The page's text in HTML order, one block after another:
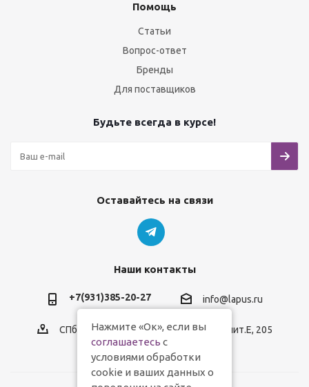
Помощь
Статьи
Вопрос-ответ
Бренды
Для поставщиков
Будьте всегда в курсе!
Оставайтесь на связи
Наши контакты
+7(931)385-20-27 info@lapus.ru
СПб, пр.Обуховской Обороны, д.116, лит.Е, 205
Нажмите «Ок», если вы
соглашаетесь с
условиями обработки
cookie и ваших данных о